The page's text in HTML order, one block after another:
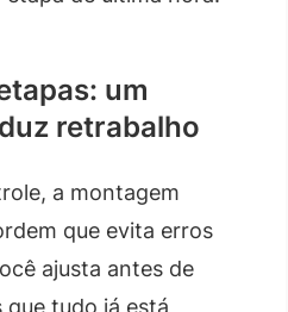
um
retrabalho
a montagem
que evita erros
ajusta antes de
que tudo já está